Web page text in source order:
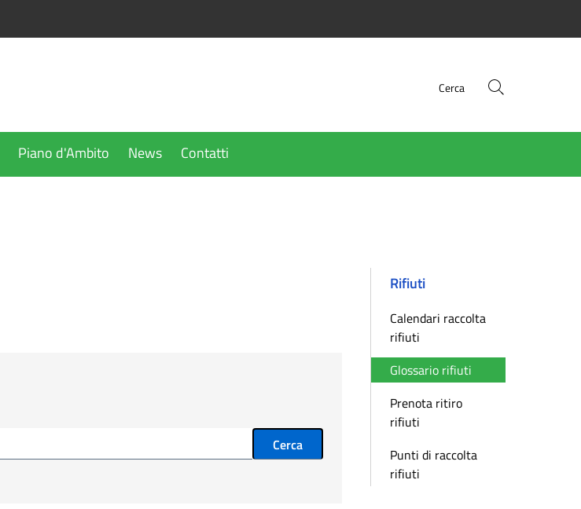
Cerca
Piano d'Ambito News Contatti
Cerca
Rifiuti
Calendari raccolta
rifiuti
Glossario rifiuti
Prenota ritiro
rifiuti
Punti di raccolta
rifiuti